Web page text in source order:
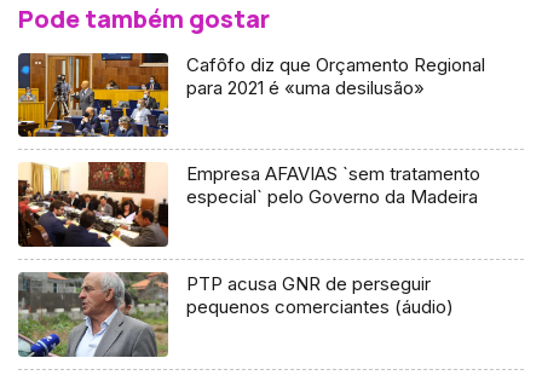
Pode também gostar
Cafôfo diz que Orçamento Regional
para 2021 é «uma desilusão»
Empresa AFAVIAS `sem tratamento
especial` pelo Governo da Madeira
PTP acusa GNR de perseguir
pequenos comerciantes (áudio)